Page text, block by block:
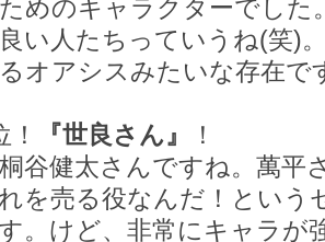
めのキャラクターでした
い人たちっていうね(笑)
オアシスみたいな存在で
『世良さん』
！
谷健太さんですね。萬平
を売る役なんだ！という
。けど、非常にキャラが